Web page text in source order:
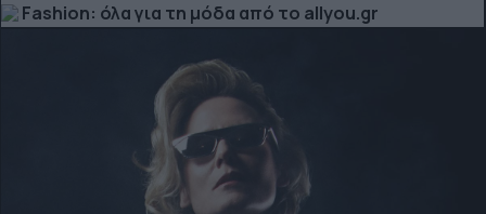
Fashion: όλα για τη μόδα από το allyou.gr